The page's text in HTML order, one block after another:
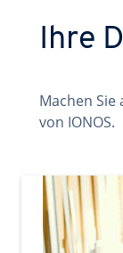
Ihre
Machen
von IONOS.